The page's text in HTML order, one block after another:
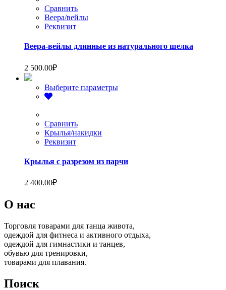
на
странице
Сравнить
Веера/вейлы
Реквизит
Веера-вейлы длинные из натурального шелка
2 500.00₽
Выберите параметрыЭтот
на
Сравнить
Крылья/накидки
Реквизит
Крылья с разрезом из парчи
2 400.00₽
О нас
Торговля товарами для танца живота,
одеждой для фитнеса и активного отдыха,
одеждой для гимнастики и танцев,
обувью для тренировки,
товарами для плавания.
Поиск